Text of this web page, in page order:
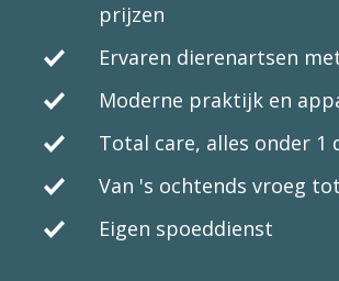
prijzen
Ervaren dierenartsen
Moderne praktijk en
Total care, alles onder 1
Van 's ochtends vroeg
Eigen spoeddienst